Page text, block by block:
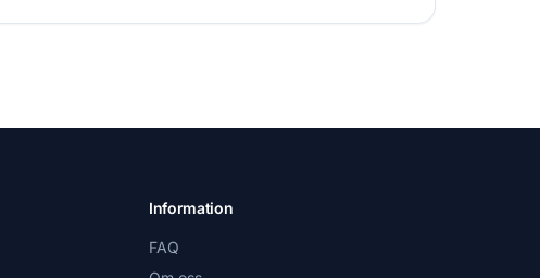
Information
FAQ